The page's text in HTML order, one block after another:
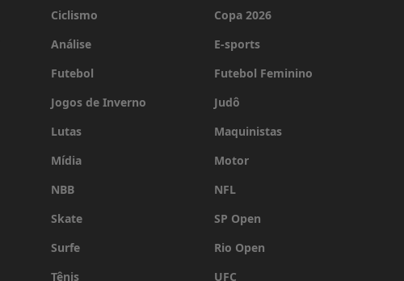
Ciclismo
Copa 2026
Análise
E-sports
Futebol
Futebol Feminino
Jogos de Inverno
Judô
Lutas
Maquinistas
Mídia
Motor
NBB
NFL
Skate
SP Open
Surfe
Rio Open
Tênis UFC